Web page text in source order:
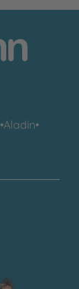
•Aladin•